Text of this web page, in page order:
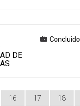
DE
Concluido
16 17 18